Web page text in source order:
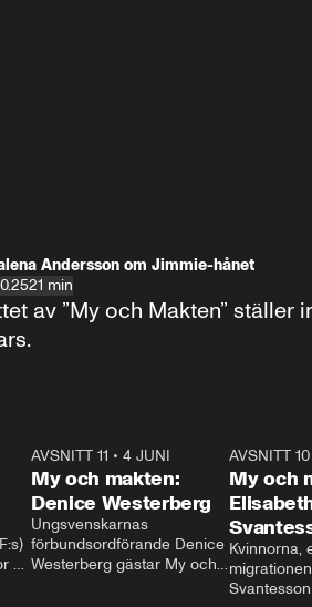
Andersson om Jimmie-hånet
21 min
av ”My och Makten”
26:27
23:40
AVSNITT 11 •4 JUNI
My och makten:
Denice Westerberg
Ungsvenskarnas
förbundsordförande Denice
Westerberg gästar My och
AVSNITT 10
My och
Kvinnorna,